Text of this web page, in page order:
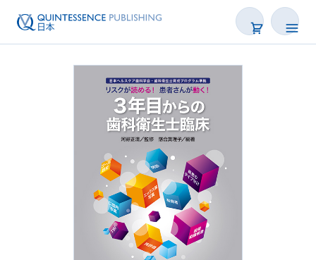
書籍
雑誌
映像
電子BOOK
著者一覧